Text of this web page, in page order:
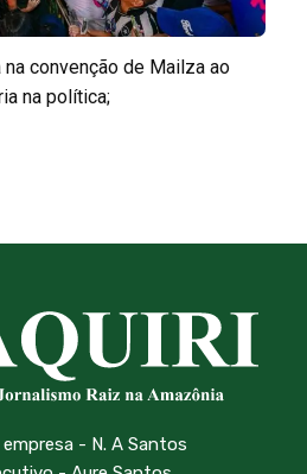
convenção de Mailza ao
na política;
- N. A Santos